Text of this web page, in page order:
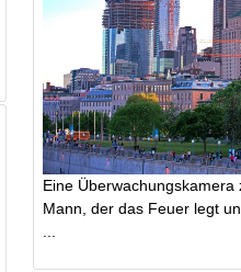
Eine Überwachungskamera
Mann, der das Feuer legt